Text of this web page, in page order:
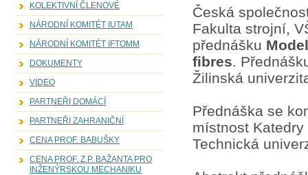
KOLEKTIVNÍ ČLENOVÉ
NÁRODNÍ KOMITÉT IUTAM
NÁRODNÍ KOMITÉT IFTOMM
DOKUMENTY
VIDEO
PARTNEŘI DOMÁCÍ
PARTNEŘI ZAHRANIČNÍ
CENA PROF. BABUŠKY
CENA PROF. Z.P. BAŽANTA PRO
INŽENÝRSKOU MECHANIKU
Česká
Fakulta strojní,
přednášku
fibres .
Žilinská
Přednáška se
místnost
Technická